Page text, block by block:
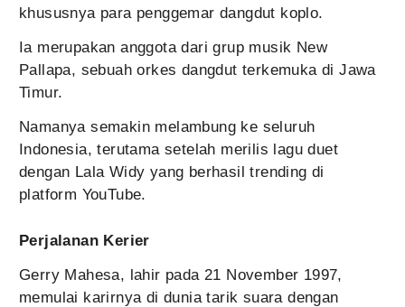
khususnya para penggemar dangdut koplo.
Ia merupakan anggota dari grup musik New
Pallapa, sebuah orkes dangdut terkemuka di Jawa
Timur.
Namanya semakin melambung ke seluruh
Indonesia, terutama setelah merilis lagu duet
dengan Lala Widy yang berhasil trending di
platform YouTube.
Perjalanan Kerier
Gerry Mahesa, lahir pada 21 November 1997,
memulai karirnya di dunia tarik suara dengan